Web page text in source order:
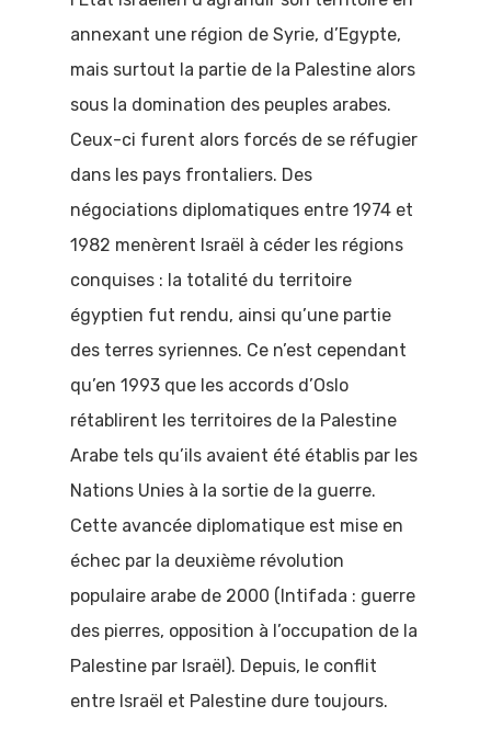
annexant une région de Syrie, d’Egypte,
mais surtout la partie de la Palestine alors
sous la domination des peuples arabes.
Ceux-ci furent alors forcés de se réfugier
dans les pays frontaliers. Des
négociations diplomatiques entre 1974 et
1982 menèrent Israël à céder les régions
conquises : la totalité du territoire
égyptien fut rendu, ainsi qu’une partie
des terres syriennes. Ce n’est cependant
qu’en 1993 que les accords d’Oslo
rétablirent les territoires de la Palestine
Arabe tels qu’ils avaient été établis par les
Nations Unies à la sortie de la guerre.
Cette avancée diplomatique est mise en
échec par la deuxième révolution
populaire arabe de 2000 (Intifada : guerre
des pierres, opposition à l’occupation de la
Palestine par Israël). Depuis, le conflit
entre Israël et Palestine dure toujours.
Accueil
Comprendre
politique
Comprendre
l’actualité
politique
Vidéos
Grand débat
jeunes